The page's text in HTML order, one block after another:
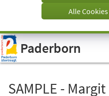
Visuelle
Assistenzsoftware
öffnen.
Alle
Paderborn
SAMPLE -